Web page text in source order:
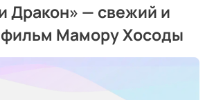
Дракон» — свежий и
Мамору Хосоды